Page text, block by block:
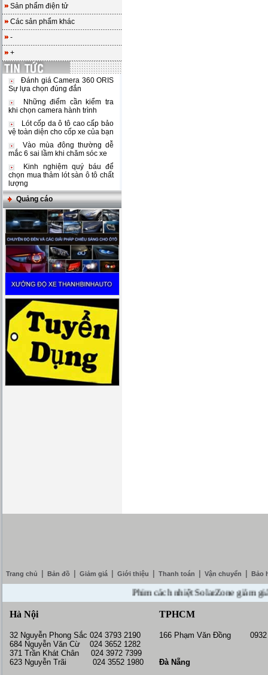
Sản phẩm điện tử
Các sản phẩm khác
-
+
Đánh giá Camera 360 ORIS
Sự lựa chọn đúng đắn
Những điểm cần kiểm tra
khi chọn camera hành trình
Lót cốp da ô tô cao cấp bảo
vệ toàn diện cho cốp xe của bạn
Vào mùa đông thường dễ
mắc 6 sai lầm khi chăm sóc xe
Kinh nghiệm quý báu để
chọn mua thảm lót sàn ô tô chất
lượng
Quảng cáo
Trang chủ Bản đồ Giảm giá Giới thiệu Thanh toán Vận chuyển Bảo
Phim cách nhiệt SolarZone giảm giá
Hà Nội
32 Nguyễn Phong Sắc 024 3793 2190
684 Nguyễn Văn Cừ 024 3652 1282
371 Trần Khát Chân 024 3972 7399
623 Nguyễn Trãi 024 3552 1980
TPHCM
166 Phạm Văn Đồng 0932
Đà Nẵng